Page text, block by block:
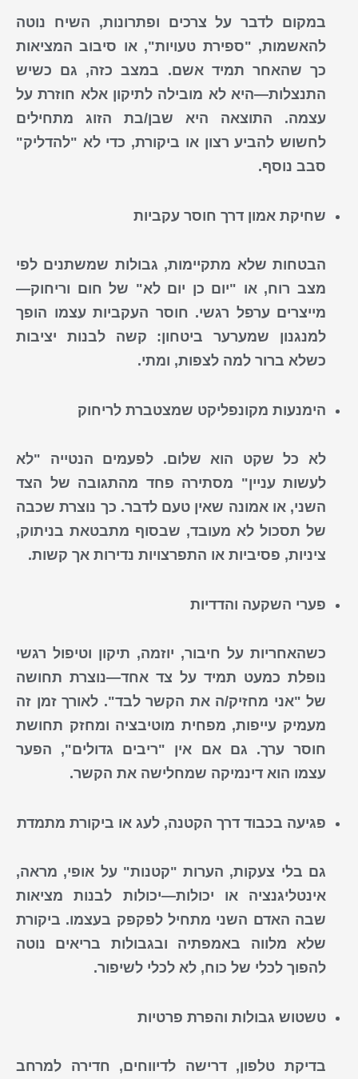
במקום לדבר על צרכים ופתרונות, השיח נוטה
להאשמות, "ספירת טעויות", או סיבוב המציאות
כך שהאחר תמיד אשם. במצב כזה, גם כשיש
התנצלות—היא לא מובילה לתיקון אלא חוזרת על
עצמה. התוצאה היא שבן/בת הזוג מתחילים
לחשוש להביע רצון או ביקורת, כדי לא "להדליק"
סבב נוסף.
שחיקת אמון דרך חוסר עקביות
הבטחות שלא מתקיימות, גבולות שמשתנים לפי
מצב רוח, או "יום כן יום לא" של חום וריחוק—
מייצרים ערפל רגשי. חוסר העקביות עצמו הופך
למנגנון שמערער ביטחון: קשה לבנות יציבות
כשלא ברור למה לצפות, ומתי.
הימנעות מקונפליקט שמצטברת לריחוק
לא כל שקט הוא שלום. לפעמים הנטייה "לא
לעשות עניין" מסתירה פחד מהתגובה של הצד
השני, או אמונה שאין טעם לדבר. כך נוצרת שכבה
של תסכול לא מעובד, שבסוף מתבטאת בניתוק,
ציניות, פסיביות או התפרצויות נדירות אך קשות.
פערי השקעה והדדיות
כשהאחריות על חיבור, יוזמה, תיקון וטיפול רגשי
נופלת כמעט תמיד על צד אחד—נוצרת תחושה
של "אני מחזיק/ה את הקשר לבד". לאורך זמן זה
מעמיק עייפות, מפחית מוטיבציה ומחזק תחושת
חוסר ערך. גם אם אין "ריבים גדולים", הפער
עצמו הוא דינמיקה שמחלישה את הקשר.
פגיעה בכבוד דרך הקטנה, לעג או ביקורת מתמדת
גם בלי צעקות, הערות "קטנות" על אופי, מראה,
אינטליגנציה או יכולות—יכולות לבנות מציאות
שבה האדם השני מתחיל לפקפק בעצמו. ביקורת
שלא מלווה באמפתיה ובגבולות בריאים נוטה
להפוך לכלי של כוח, לא לכלי לשיפור.
טשטוש גבולות והפרת פרטיות
בדיקת טלפון, דרישה לדיווחים, חדירה למרחב